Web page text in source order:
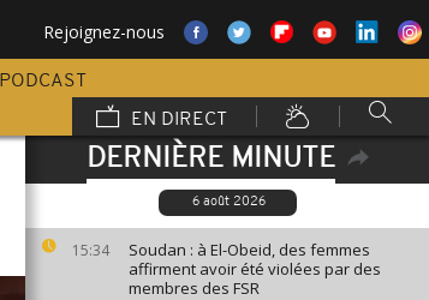
Rejoignez-nous
PODCAST
EN DIRECT
DERNIÈRE MINUTE
6 août 2026
15:34
Soudan : à El-Obeid, des femmes
affirment avoir été violées par des
membres des FSR